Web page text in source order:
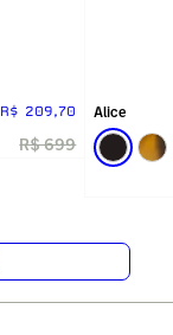
R$ 209,70
R$ 699
Alice